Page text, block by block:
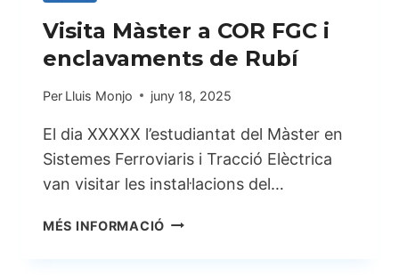
Visita Màster a COR FGC i
enclavaments de Rubí
Per Lluis Monjo juny 18, 2025
El dia XXXXX l’estudiantat del Màster en
Sistemes Ferroviaris i Tracció Elèctrica
van visitar les instal·lacions del…
MÉS INFORMACIÓ VISITA